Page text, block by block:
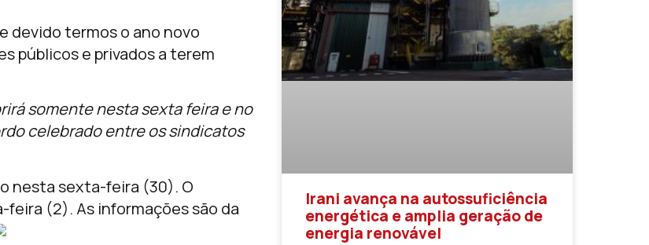
devido termos o ano novo
públicos e privados a terem
somente nesta sexta feira e no
celebrado entre os sindicatos
nesta sexta-feira (30). O
(2). As informações são da
Irani avança na autossuficiência
energética e amplia geração de
energia renovável